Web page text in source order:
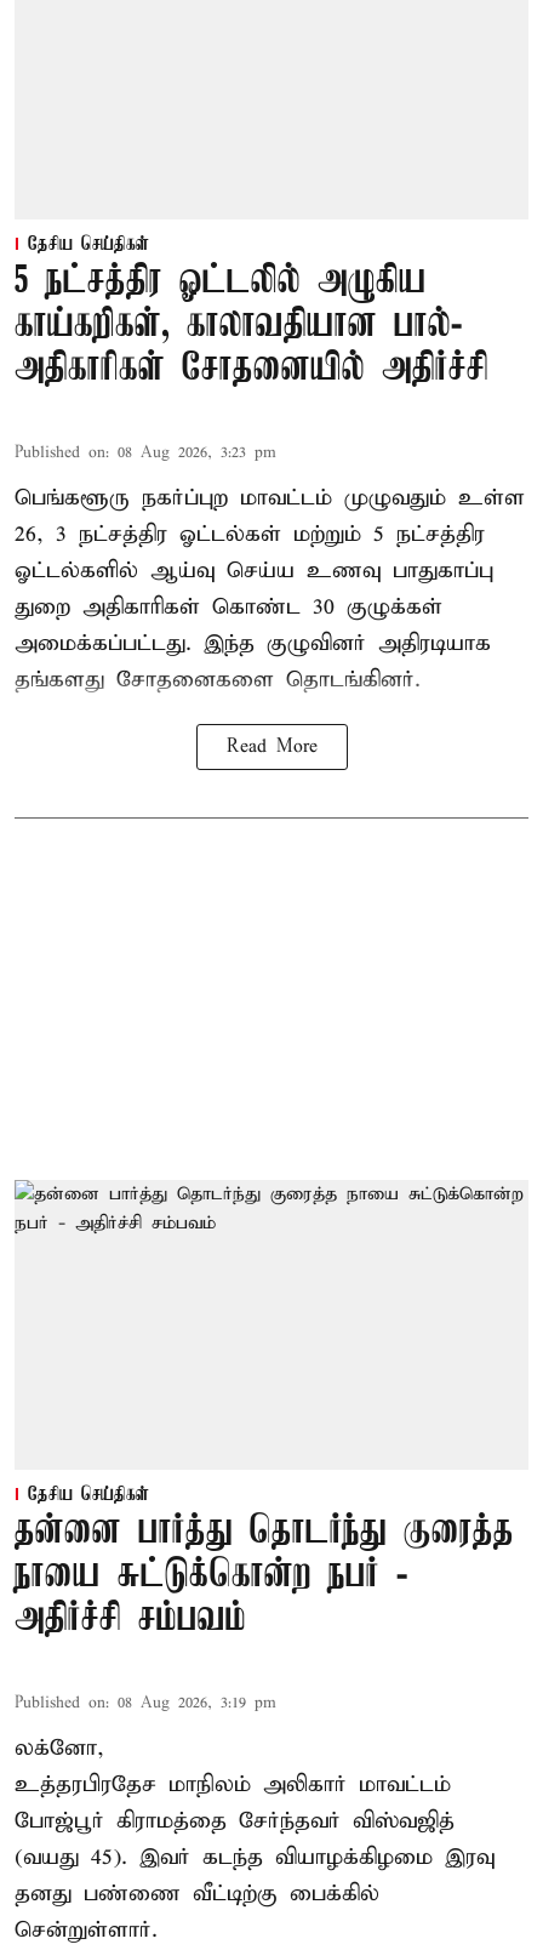
தேசிய செய்திகள்
5 நட்சத்திர ஓட்டலில் அழுகிய
காய்கறிகள், காலாவதியான பால்-
அதிகாரிகள் சோதனையில் அதிர்ச்சி
Published on: 08 Aug 2026, 3:23 pm
பெங்களூரு நகர்ப்புற மாவட்டம் முழுவதும் உள்ள
26, 3 நட்சத்திர ஓட்டல்கள் மற்றும் 5 நட்சத்திர
ஓட்டல்களில் ஆய்வு செய்ய உணவு பாதுகாப்பு
துறை அதிகாரிகள் கொண்ட 30 குழுக்கள்
அமைக்கப்பட்டது. இந்த குழுவினர் அதிரடியாக
தங்களது சோதனைகளை தொடங்கினர்.
Read More
தேசிய செய்திகள்
தன்னை பார்த்து தொடர்ந்து குரைத்த
நாயை சுட்டுக்கொன்ற நபர் -
அதிர்ச்சி சம்பவம்
Published on: 08 Aug 2026, 3:19 pm
லக்னோ,
உத்தரபிரதேச மாநிலம் அலிகார் மாவட்டம்
போஜ்பூர் கிராமத்தை சேர்ந்தவர் விஸ்வஜித்
(வயது 45). இவர் கடந்த வியாழக்கிழமை இரவு
தனது பண்ணை வீட்டிற்கு பைக்கில்
சென்றுள்ளார்.